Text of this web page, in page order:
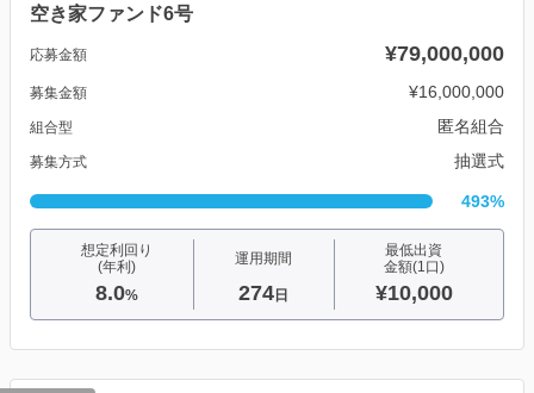
空き家ファンド6号
応募金額 ¥79,000,000
募集金額 ¥16,000,000
組合型 匿名組合
募集方式 抽選式
493%
想定利回り
(年利)
8.0%
運用期間
274 日
最低出資
金額(1口)
¥10,000